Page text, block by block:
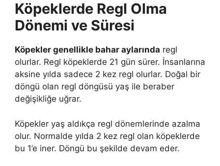
Köpeklerde Regl Olma
Dönemi ve Süresi
Köpekler genellikle bahar aylarında regl
olurlar. Regl köpeklerde 21 gün sürer. İnsanlarına
aksine yılda sadece 2 kez regl olurlar. Doğal bir
döngü olan regl döngüsü yaş ile beraber
değişikliğe uğrar.
Köpekler yaş aldıkça regl dönemlerinde azalma
olur. Normalde yılda 2 kez regl olan köpeklerde
bu 1’e iner. Döngü bu şekilde devam eder.